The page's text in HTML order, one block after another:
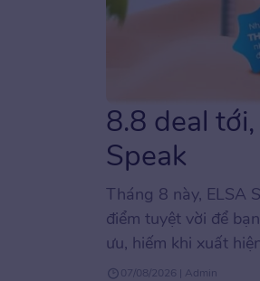
8.8 deal
Speak
Tháng 8 này, ELSA
điểm tuyệt vời để
ưu, hiếm khi xuất
07/08/2026 | Admin